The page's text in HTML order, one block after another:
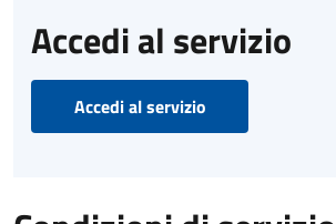
Accedi al servizio
Accedi al servizio